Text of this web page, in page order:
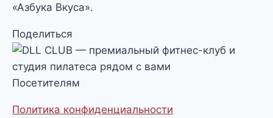
«Азбука Вкуса».
Поделиться
Посетителям
Политика конфиденциальности